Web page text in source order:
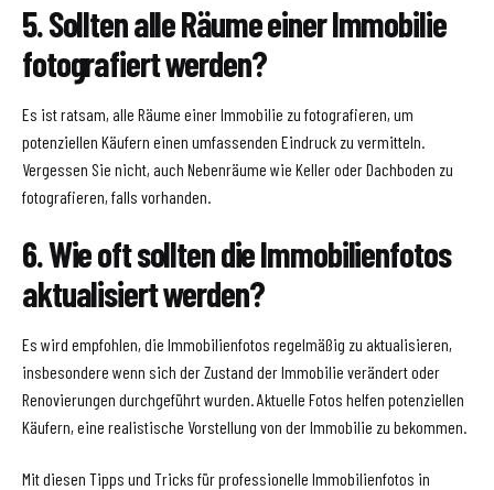
5. Sollten alle Räume einer Immobilie
fotografiert werden?
Es ist ratsam, alle Räume einer Immobilie zu fotografieren, um
potenziellen Käufern einen umfassenden Eindruck zu vermitteln.
Vergessen Sie nicht, auch Nebenräume wie Keller oder Dachboden zu
fotografieren, falls vorhanden.
6. Wie oft sollten die Immobilienfotos
aktualisiert werden?
Es wird empfohlen, die Immobilienfotos regelmäßig zu aktualisieren,
insbesondere wenn sich der Zustand der Immobilie verändert oder
Renovierungen durchgeführt wurden. Aktuelle Fotos helfen potenziellen
Käufern, eine realistische Vorstellung von der Immobilie zu bekommen.
Mit diesen Tipps und Tricks für professionelle Immobilienfotos in